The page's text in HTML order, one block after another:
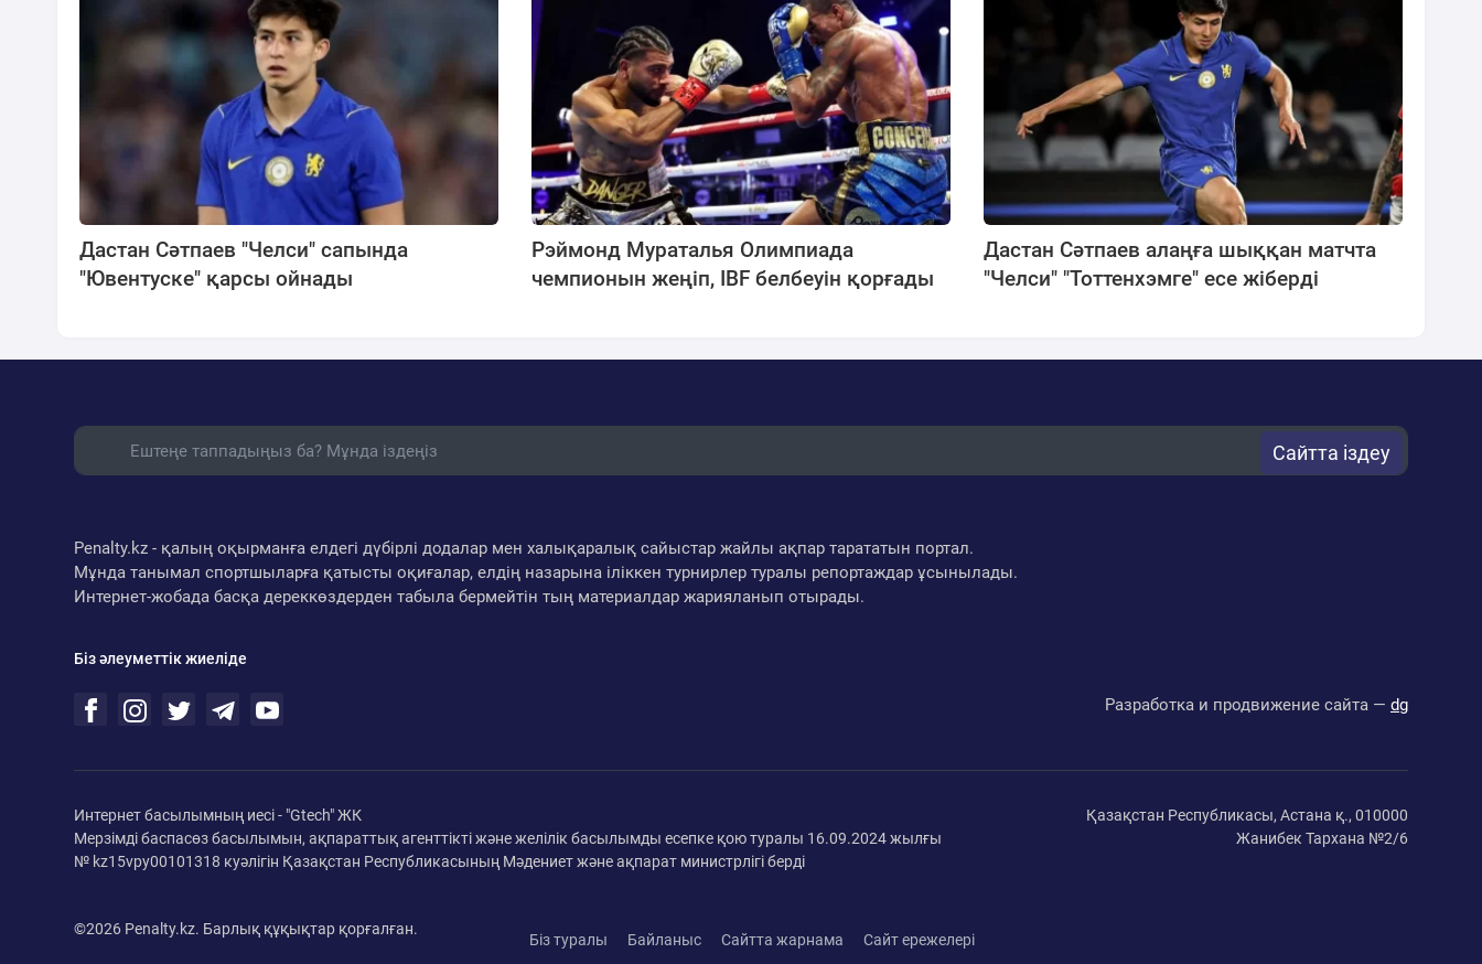
Дастан Сәтпаев "Челси" сапында
"Ювентуске" қарсы ойнады
Рэймонд Мураталья Олимпиада
чемпионын жеңіп, IBF белбеуін қорғады
Дастан Сәтпаев алаңға шыққан матчта
"Челси" "Тоттенхэмге" есе жіберді
Сайтта іздеу
Penalty.kz - қалың оқырманға елдегі дүбірлі додалар мен халықаралық сайыстар жайлы ақпар тарататын портал.
Мұнда танымал спортшыларға қатысты оқиғалар, елдің назарына іліккен турнирлер туралы репортаждар ұсынылады.
Интернет-жобада басқа дереккөздерден табыла бермейтін тың материалдар жарияланып отырады.
Біз әлеуметтік жиеліде
Разработка и продвижение сайта — dg
Интернет басылымның иесі - "Gtech" ЖК
Мерзімді баспасөз басылымын, ақпараттық агенттікті және желілік басылымды есепке қою туралы 16.09.2024 жылғы
№ kz15vpy00101318 куәлігін Қазақстан Республикасының Мәдениет және ақпарат министрлігі берді
Қазақстан Республикасы, Астана қ., 010000
Жанибек Тархана №2/6
©2026 Penalty.kz. Барлық құқықтар қорғалған.
Біз туралы Байланыс Сайтта жарнама Сайт ережелері